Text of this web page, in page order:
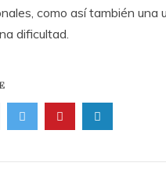
como así también
dificultad.